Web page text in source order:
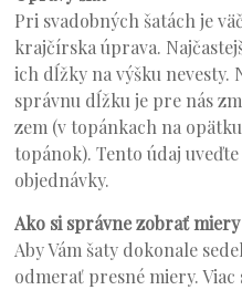
Pri svadobných šatách je
krajčírska úprava.
ich dĺžky na výšku
správnu dĺžku je pre nás
zem (v topánkach na
topánok). Tento údaj
objednávky.
Ako si správne zobrať miery
Aby Vám šaty dokonale
odmerať presné miery.